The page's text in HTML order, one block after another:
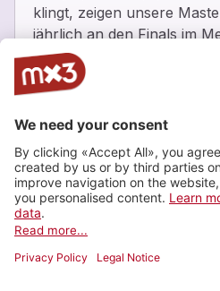
klingt, zeigen unsere
jährlich an den Finals im
mit ihren Inputs dazu bei,
laufend neu erfindet und
belebt.
_
Zürcher Hochschule der
Latest tracks